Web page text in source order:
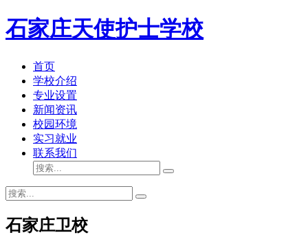
石家庄天使护士学校
首页
学校介绍
专业设置
新闻资讯
校园环境
实习就业
联系我们
石家庄卫校